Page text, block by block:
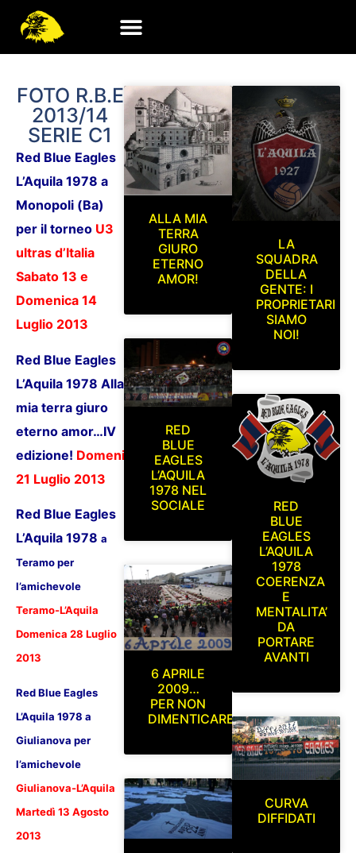
FOTO R.B.E
2013/14
SERIE C1
Red Blue Eagles
L’Aquila 1978 a
Monopoli (Ba)
per il torneo U3
ultras d’Italia
Sabato 13 e
Domenica 14
Luglio 2013
Red Blue Eagles
L’Aquila 1978 Alla
mia terra giuro
eterno amor…IV
edizione! Domenica
21 Luglio 2013
Red Blue Eagles
L’Aquila 1978 a
Teramoper
l’amichevole
Teramo-L’Aquila
Domenica 28 Luglio
2013
Red Blue Eagles
L’Aquila 1978 a
Giulianova per
l’amichevole
Giulianova-L’Aquila
Martedì 13 Agosto
2013
ALLA MIA
TERRA
GIURO
ETERNO
AMOR!
RED
BLUE
EAGLES
L’AQUILA
1978 NEL
SOCIALE
6 APRILE
2009…
PER NON
DIMENTICARE
LA
SQUADRA
DELLA
GENTE: I
PROPRIETARI
SIAMO
NOI!
RED
BLUE
EAGLES
L’AQUILA
1978
COERENZA
E
MENTALITA’
DA
PORTARE
AVANTI
CURVA
DIFFIDATI